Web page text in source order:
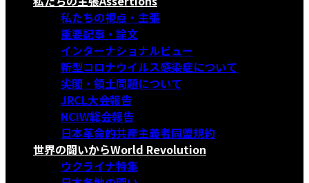
私たちの視点・主張
重要記事・論文
インターナショナルビュー
新型コロナウイルス感染症について
尖閣・領土問題について
JRCL大会報告
NCIW総会報告
日本革命的共産主義者同盟規約
世界の闘いからWorld Revolution
ウクライナ特集